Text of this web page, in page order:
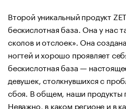
Второй уникальный продукт
бескислотная база. Она у нас
сколов и отслоек». Она
ногтей и хорошо проявляет
бескислотная база —
девушек, столкнувшихся с
сбоя. В общем, наши
Неважно, в каком регионе и в